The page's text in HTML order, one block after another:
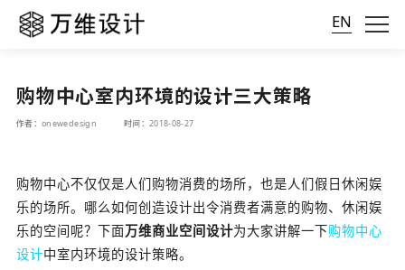
EN
购物中心室内环境的设计三大策略
作者：onewedesign 时间：2018-08-27
购物中心不仅仅是人们购物消费的场所，也是人们假日休闲娱
乐的场所。哪么如何创造设计出令消费者满意的购物、休闲娱
乐的空间呢？下面 万维商业空间设计为大家讲解一下购物中心
设计中室内环境的设计策略。